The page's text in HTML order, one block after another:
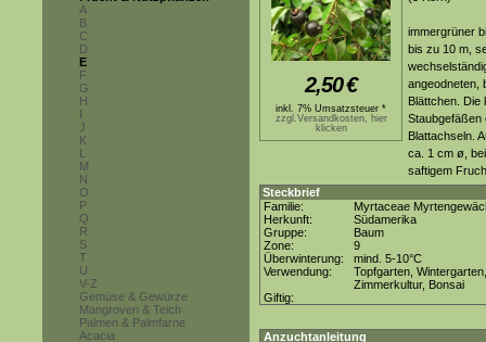
A
B
C
D
E
F
G
H
I
J
K
L
M
N
O
P
Q
R
S
T
U
V-Z
Gemüse & Gewürze
Mangroven & Teich
Palmen & Palmfarne
Acacia
2,50€
inkl. 7% Umsatzsteuer *
zzgl.Versandkosten, hier
klicken
immergrüner
bis zu 10 m,
angeodneten,
Blättchen. Die
Staubgefäßen
Blattachseln.
ca. 1 cm ø,
saftigem
Steckbrief
Familie:
Myrtaceae
Herkunft:
Südamerika
Gruppe:
Baum
Zone:
9
Überwinterung:
mind. 5-10°C
Verwendung:
Topfgarten, Wintergarten,
Zimmerkultur, Bonsai
Giftig:
Anzuchtanleitung